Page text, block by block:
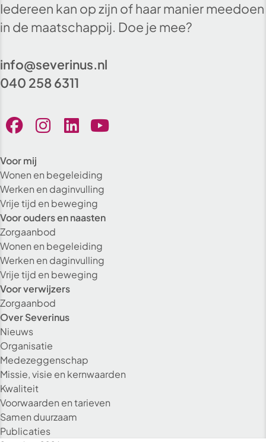
Iedereen kan op zijn of haar manier meedoen
in de maatschappij. Doe je mee?
info@severinus.nl
040 258 6311
Voor mij
Wonen en begeleiding
Werken en daginvulling
Vrije tijd en beweging
Voor ouders en naasten
Zorgaanbod
Wonen en begeleiding
Werken en daginvulling
Vrije tijd en beweging
Voor verwijzers
Zorgaanbod
Over Severinus
Nieuws
Organisatie
Medezeggenschap
Missie, visie en kernwaarden
Kwaliteit
Voorwaarden en tarieven
Samen duurzaam
Publicaties